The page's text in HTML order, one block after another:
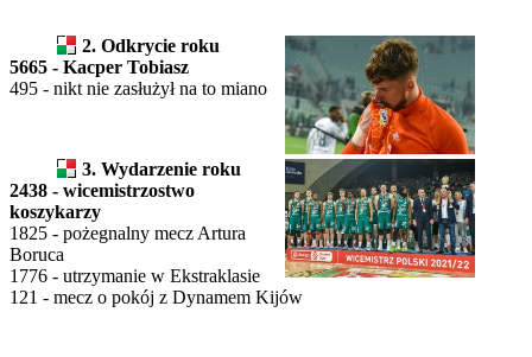
2. Odkrycie roku
5665 - Kacper Tobiasz
495 - nikt nie zasłużył na to miano
3. Wydarzenie roku
2438 - wicemistrzostwo
koszykarzy
1825 - pożegnalny mecz Artura
Boruca
1776 - utrzymanie w Ekstraklasie
121 - mecz o pokój z Dynamem Kijów